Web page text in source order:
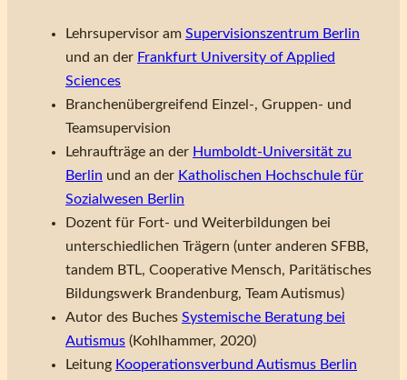
Lehrsupervisor am Supervisionszentrum Berlin
und an der Frankfurt University of Applied
Sciences
Branchenübergreifend Einzel-, Gruppen- und
Teamsupervision
Lehraufträge an der Humboldt-Universität zu
Berlin und an der Katholischen Hochschule für
Sozialwesen Berlin
Dozent für Fort- und Weiterbildungen bei
unterschiedlichen Trägern (unter anderen SFBB,
tandem BTL, Cooperative Mensch, Paritätisches
Bildungswerk Brandenburg, Team Autismus)
Autor des Buches Systemische Beratung bei
Autismus (Kohlhammer, 2020)
Leitung Kooperationsverbund Autismus Berlin